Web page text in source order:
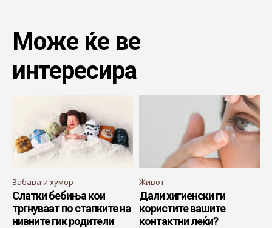
Може ќе ве
интересира
Забава и хумор
Слатки бебиња кои
тргнуваат по стапките на
нивните гик родители
Живот
Дали хигиенски ги
користите вашите
контактни леќи?